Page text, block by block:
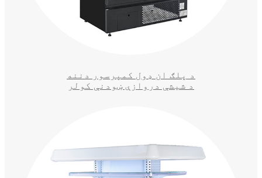
د پلګ ان ډول کمپرسور دننه
د شیشې دروازې ښودنې کولر